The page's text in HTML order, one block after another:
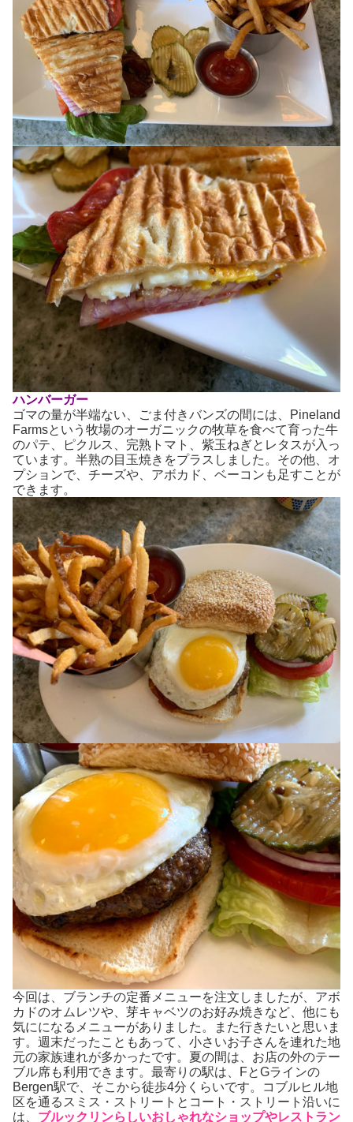
ハンバーガー
ゴマの量が半端ない、ごま付きバンズの間には、Pineland
Farmsという牧場のオーガニックの牧草を食べて育った牛
のパテ、ピクルス、完熟トマト、紫玉ねぎとレタスが入っ
ています。半熟の目玉焼きをプラスしました。その他、オ
プションで、チーズや、アボカド、ベーコンも足すことが
できます。
今回は、ブランチの定番メニューを注文しましたが、アボ
カドのオムレツや、芽キャベツのお好み焼きなど、他にも
気にになるメニューがありました。また行きたいと思いま
す。週末だったこともあって、小さいお子さんを連れた地
元の家族連れが多かったです。夏の間は、お店の外のテー
ブル席も利用できます。最寄りの駅は、FとGラインの
Bergen駅で、そこから徒歩4分くらいです。コブルヒル地
区を通るスミス・ストリートとコート・ストリート沿いに
は、 ブルックリンらしいおしゃれなショップやレストラン